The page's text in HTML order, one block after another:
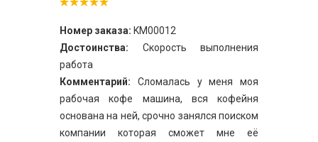
Номер заказа: KM00012
Достоинства: Скорость выполнения
работа
Комментарий: Сломалась у меня моя
рабочая кофе машина, вся кофейня
основана на ней, срочно занялся поиском
компании которая сможет мне её